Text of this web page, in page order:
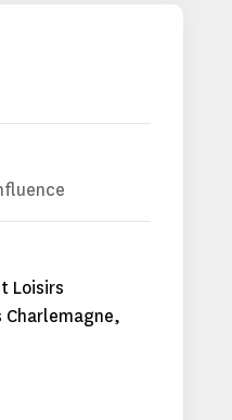
Loisirs
Charlemagne,